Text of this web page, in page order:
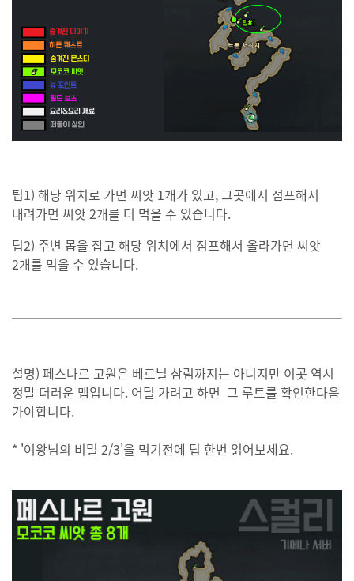
팁1) 해당 위치로 가면 씨앗 1개가 있고, 그곳에서 점프해서
내려가면 씨앗 2개를 더 먹을 수 있습니다.
팁2) 주변 몹을 잡고 해당 위치에서 점프해서 올라가면 씨앗
2개를 먹을 수 있습니다.
설명) 페스나르 고원은 베르닐 삼림까지는 아니지만 이곳 역시
정말 더러운 맵입니다. 어딜 가려고 하면 그 루트를 확인한다음
가야합니다.
* '여왕님의 비밀 2/3'을 먹기전에 팁 한번 읽어보세요.